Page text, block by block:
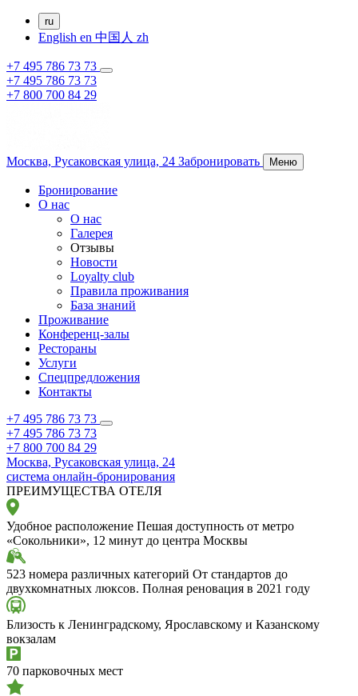
ru
English en 中国人 zh
+7 495 786 73 73
+7 495 786 73 73
+7 800 700 84 29
Москва, Русаковская улица, 24 Забронировать Меню
Бронирование
О нас
О нас
Галерея
Отзывы
Новости
Loyalty club
Правила проживания
База знаний
Проживание
Конференц-залы
Рестораны
Услуги
Спецпредложения
Контакты
+7 495 786 73 73
+7 495 786 73 73
+7 800 700 84 29
Москва, Русаковская улица, 24
система онлайн-бронирования
ПРЕИМУЩЕСТВА ОТЕЛЯ
Удобное расположение Пешая доступность от метро
«Сокольники», 12 минут до центра Москвы
523 номера различных категорий От стандартов до
двухкомнатных люксов. Полная реновация в 2021 году
Близость к Ленинградскому, Ярославскому и Казанскому
вокзалам
70 парковочных мест